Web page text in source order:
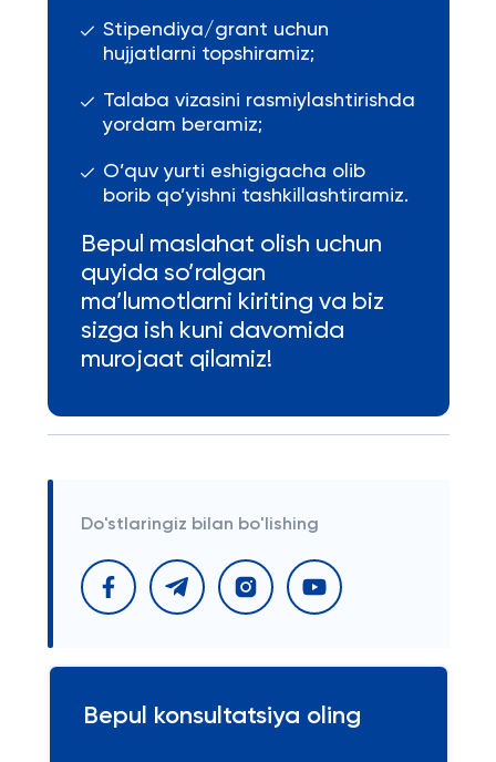
Stipendiya/grant uchun
hujjatlarni topshiramiz;
Talaba vizasini rasmiylashtirishda
yordam beramiz;
O’quv yurti eshigigacha olib
borib qo’yishni tashkillashtiramiz.
Bepul maslahat olish uchun
quyida so’ralgan
ma’lumotlarni kiriting va biz
sizga ish kuni davomida
murojaat qilamiz!
Do'stlaringiz bilan bo'lishing
Bepul konsultatsiya oling